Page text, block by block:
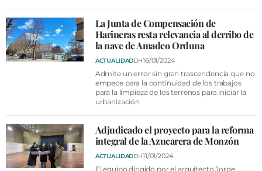
La Junta de Compensación de
Harineras resta relevancia al derribo de
la nave de Amadeo Orduna
ACTUALIDADDH16/01/2024
Admite un error sin gran trascendencia que no
empece para la continuidad de los trabajos
para la limpieza de los terrenos para iniciar la
urbanización
Adjudicado el proyecto para la reforma
integral de la Azucarera de Monzón
ACTUALIDADDH11/01/2024
El equipo dirigido por el arquitecto Jorge